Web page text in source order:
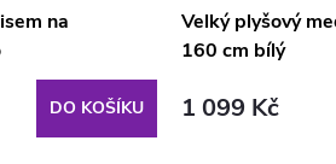
na
DO KOŠÍKU
Velký plyšový
160 cm bílý
1 099 Kč